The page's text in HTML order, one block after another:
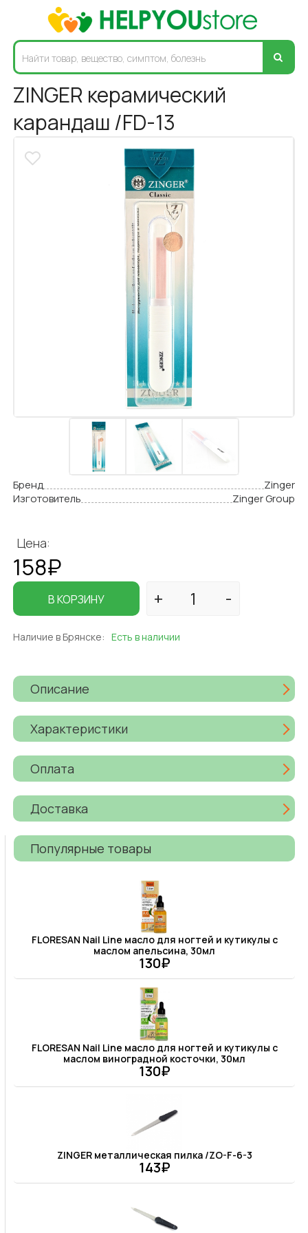
ZINGER керамический
карандаш /FD-13
Бренд
Zinger
Изготовитель
Zinger Group
Цена:
158₽
В КОРЗИНУ
Наличие в Брянске: Есть в наличии
Описание
Характеристики
Оплата
Доставка
Популярные товары
FLORESAN Nail Line масло для ногтей и кутикулы с
маслом апельсина, 30мл
130₽
FLORESAN Nail Line масло для ногтей и кутикулы с
маслом виноградной косточки, 30мл
130₽
ZINGER металлическая пилка /ZO-F-6-3
143₽